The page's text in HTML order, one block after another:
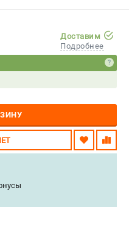
данных
Доставим
Подробнее